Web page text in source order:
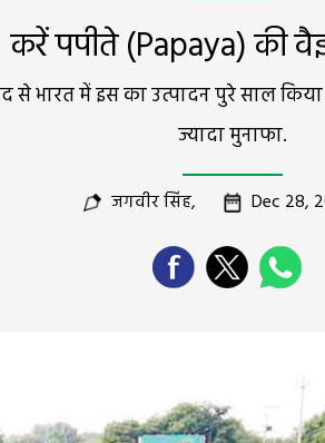
करें पपीते (Papaya) की
भारत में इस का उत्पादन पुरे साल
ज्यादा मुनाफा.
जगवीर सिंह, Dec 28,